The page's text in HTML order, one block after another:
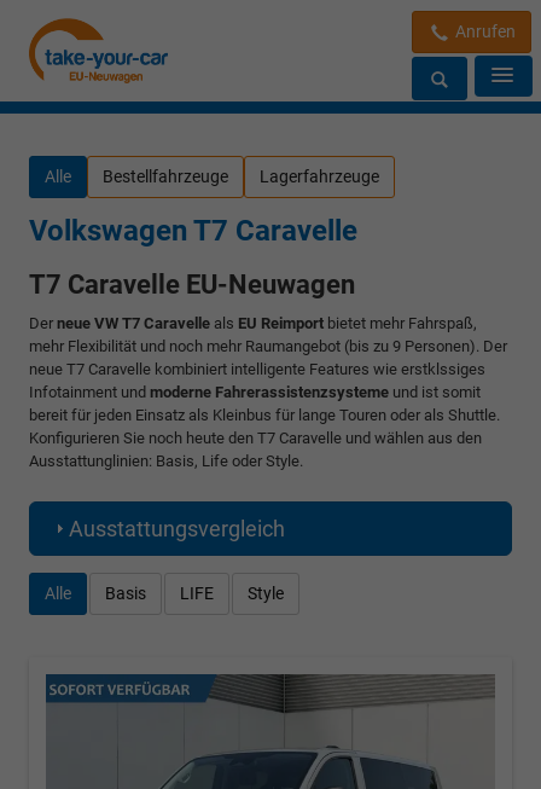
Anrufen
Alle Bestellfahrzeuge Lagerfahrzeuge
Volkswagen T7 Caravelle
T7 Caravelle EU-Neuwagen
Der neue VW T7 Caravelle als EU Reimport bietet mehr Fahrspaß,
mehr Flexibilität und noch mehr Raumangebot (bis zu 9 Personen). Der
neue T7 Caravelle kombiniert intelligente Features wie erstklssiges
Infotainment und moderne Fahrerassistenzsysteme und ist somit
bereit für jeden Einsatz als Kleinbus für lange Touren oder als Shuttle.
Konfigurieren Sie noch heute den T7 Caravelle und wählen aus den
Ausstattunglinien: Basis, Life oder Style.
Ausstattungsvergleich
Alle Basis LIFE Style